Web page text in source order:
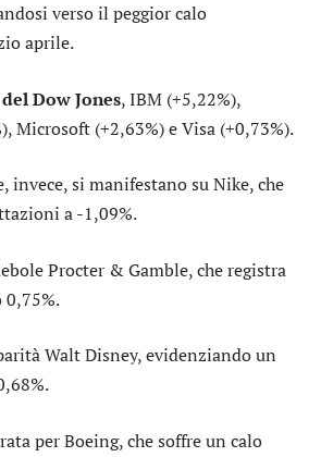
verso il peggior calo
aprile.
Dow Jones,IBM (+5,22%),
Microsoft (+2,63%) eVisa (+0,73%).
invece, si manifestano suNike, che
a -1,09%.
Procter & Gamble, che registra
0,75%.
Walt Disney, evidenziando un
perBoeing, che soffre un calo